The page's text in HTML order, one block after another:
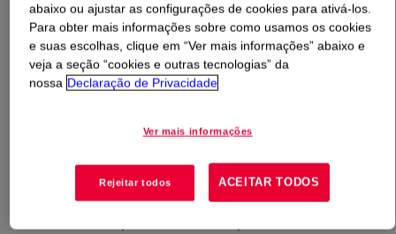
modificado (HEUR) baseado em tecnologia proprietária
para um excelente equilíbrio de propriedades. O
ACRYSOL™ RM-735BF foi projetado como um
construtor eficiente de viscosidade de cisalhamento
médio (KU) para uma variedade de produtos químicos de
cisalhamento, permitindo a redução do nível de uso do
construtor ICI na tinta. Oferece boa resistência ao
escorrimento com excelente fluxo e nivelamento,
facilitando excelentes propriedades de aplicação,
abaixo ou ajustar as configurações de cookies para ativá-los.
Para obter mais informações sobre como usamos os cookies
e suas escolhas, clique em “Ver mais informações” abaixo e
veja a seção “cookies e outras tecnologias” da
nossa Declaração de Privacidade
Ver mais informações
Rejeitar todos ACEITAR TODOS